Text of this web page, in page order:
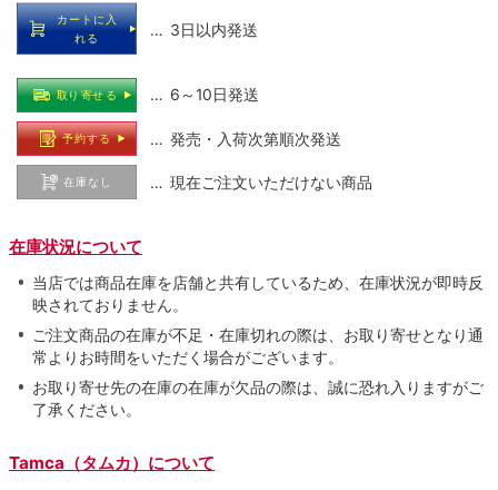
カートに入
れる
… 3日以内発送
取り寄せる … 6～10日発送
予約する … 発売・入荷次第順次発送
在庫なし … 現在ご注文いただけない商品
在庫状況について
当店では商品在庫を店舗と共有しているため、在庫状況が即時反
映されておりません。
ご注文商品の在庫が不足・在庫切れの際は、お取り寄せとなり通
常よりお時間をいただく場合がございます。
お取り寄せ先の在庫の在庫が欠品の際は、誠に恐れ入りますがご
了承ください。
Tamca（タムカ）について